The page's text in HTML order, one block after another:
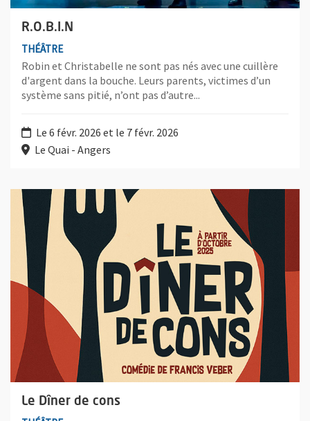
R.O.B.I.N
THÉÂTRE
Robin et Christabelle ne sont pas nés avec une cuillère
d'argent dans la bouche. Leurs parents, victimes d’un
système sans pitié, n’ont pas d’autre...
Le 6 févr. 2026 et le 7 févr. 2026
Le Quai - Angers
Le Dîner de cons
Plus d'information sur l'évènement : Le Dîner de cons